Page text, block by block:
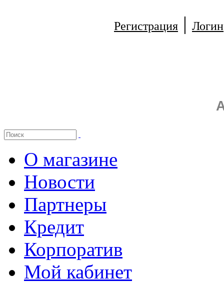
Регистрация | Логин
О магазине
Новости
Партнеры
Кредит
Корпоратив
Мой кабинет